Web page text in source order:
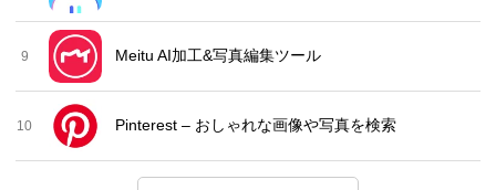
9 Meitu AI加工&写真編集ツール
10 Pinterest – おしゃれな画像や写真を検索